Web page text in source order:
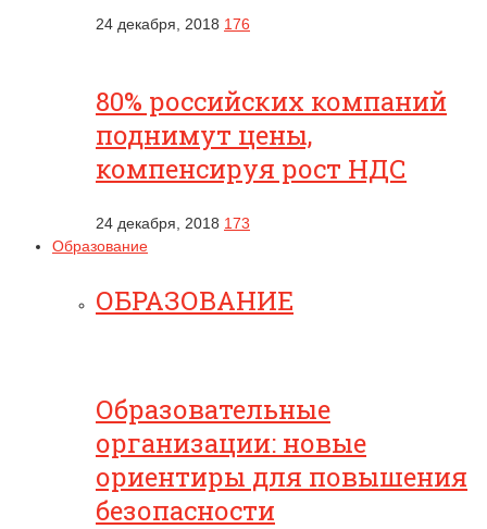
24 декабря, 2018 176
80% российских компаний
поднимут цены,
компенсируя рост НДС
24 декабря, 2018 173
Образование
ОБРАЗОВАНИЕ
Образовательные
организации: новые
ориентиры для повышения
безопасности